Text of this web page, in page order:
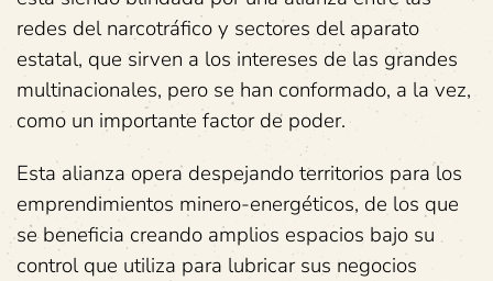
redes del narcotráfico y sectores del aparato
estatal, que sirven a los intereses de las grandes
multinacionales, pero se han conformado, a la vez,
como un importante factor de poder.
Esta alianza opera despejando territorios para los
emprendimientos minero-energéticos, de los que
se beneficia creando amplios espacios bajo su
control que utiliza para lubricar sus negocios